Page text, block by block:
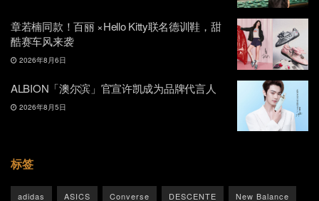
章若楠同款！百丽 ×Hello Kitty联名德训鞋，甜
酷赛车风来袭
2026年8月6日
ALBION「澳尔滨」官宣许凯成为品牌代言人
2026年8月5日
标签
adidas ASICS Converse DESCENTE New Balance